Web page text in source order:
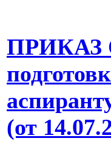
ПРИКАЗ О
(от